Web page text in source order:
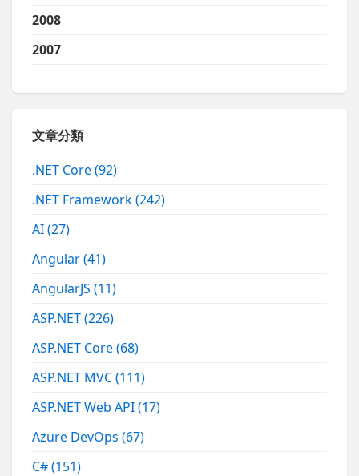
2008
2007
文章分類
.NET Core(92)
.NET Framework(242)
AI(27)
Angular(41)
AngularJS(11)
ASP.NET(226)
ASP.NET Core(68)
ASP.NET MVC(111)
ASP.NET Web API(17)
Azure DevOps(67)
C#(151)